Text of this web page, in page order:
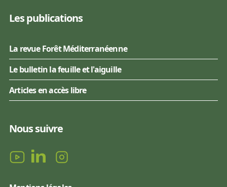
Les publications
La revue Forêt Méditerranéenne
Le bulletin la feuille et l'aiguille
Articles en accès libre
Nous suivre